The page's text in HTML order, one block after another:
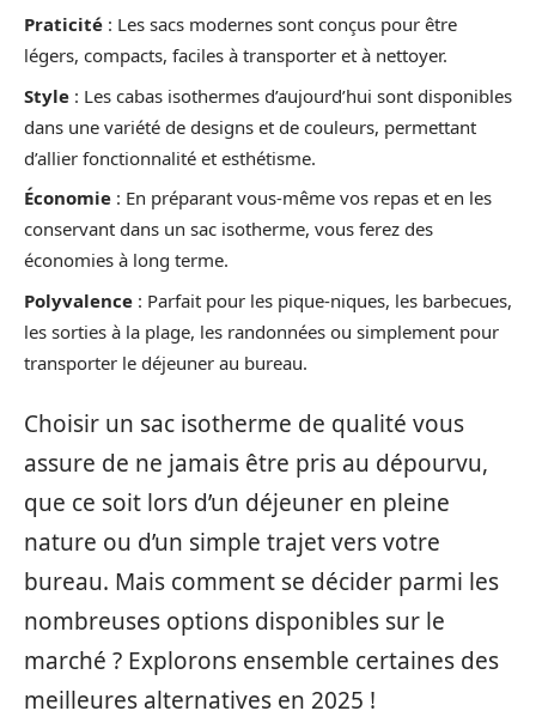
Praticité : Les sacs modernes sont conçus pour être
légers, compacts, faciles à transporter et à nettoyer.
Style : Les cabas isothermes d’aujourd’hui sont disponibles
dans une variété de designs et de couleurs, permettant
d’allier fonctionnalité et esthétisme.
Économie : En préparant vous-même vos repas et en les
conservant dans un sac isotherme, vous ferez des
économies à long terme.
Polyvalence : Parfait pour les pique-niques, les barbecues,
les sorties à la plage, les randonnées ou simplement pour
transporter le déjeuner au bureau.
Choisir un sac isotherme de qualité vous
assure de ne jamais être pris au dépourvu,
que ce soit lors d’un déjeuner en pleine
nature ou d’un simple trajet vers votre
bureau. Mais comment se décider parmi les
nombreuses options disponibles sur le
marché ? Explorons ensemble certaines des
meilleures alternatives en 2025 !